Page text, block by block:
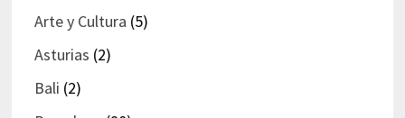
Arte y Cultura (5)
Asturias (2)
Bali (2)